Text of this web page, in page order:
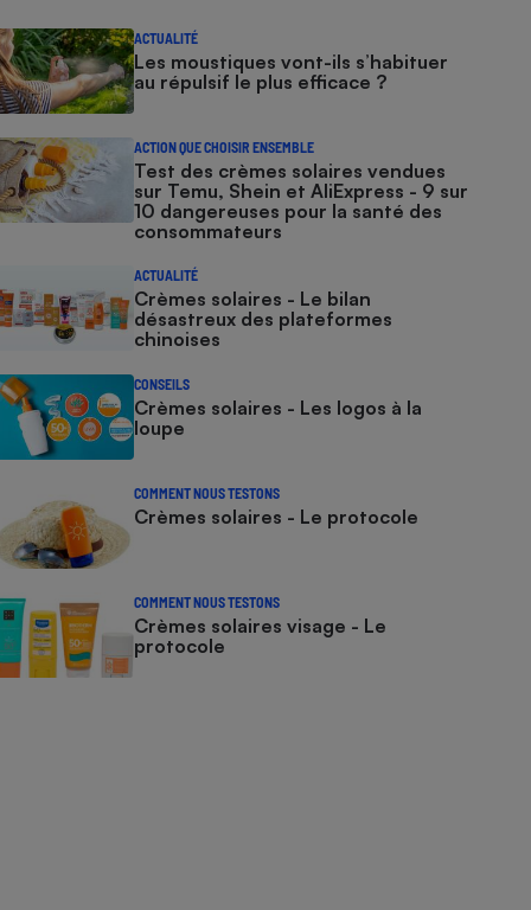
ACTUALITÉ
Les moustiques vont-ils s’habituer
au répulsif le plus efficace ?
ACTION QUE CHOISIR ENSEMBLE
Test des crèmes solaires vendues
sur Temu, Shein et AliExpress - 9 sur
10 dangereuses pour la santé des
consommateurs
ACTUALITÉ
Crèmes solaires - Le bilan
désastreux des plateformes
chinoises
CONSEILS
Crèmes solaires - Les logos à la
loupe
COMMENT NOUS TESTONS
Crèmes solaires - Le protocole
COMMENT NOUS TESTONS
Crèmes solaires visage - Le
protocole